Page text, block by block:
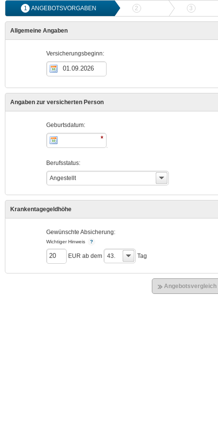
1 ANGEBOTSVORGABEN 2 ANGEBOTSVERGLEICH
3
Allgemeine Angaben
Versicherungsbeginn:
Angaben zur versicherten Person
Geburtsdatum:
Berufsstatus:
Angestellt
Krankentagegeldhöhe
Gewünschte Absicherung:
Wichtiger Hinweis
EUR ab dem 43. Tag
Angebotsvergleich